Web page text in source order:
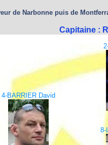
de Narbonne puis de
Capitaine :
4-BARRIER David
8-